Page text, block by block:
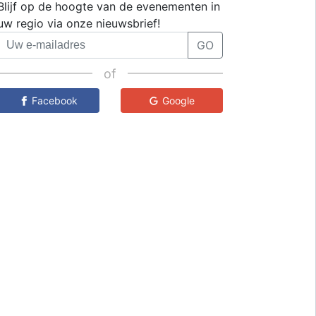
op de hoogte van de evenementen in
regio via onze nieuwsbrief!
GO
of
Facebook Google